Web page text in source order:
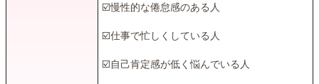
☑️慢性的な倦怠感のある人
☑️仕事で忙しくしている人
☑️自己肯定感が低く悩んでいる人